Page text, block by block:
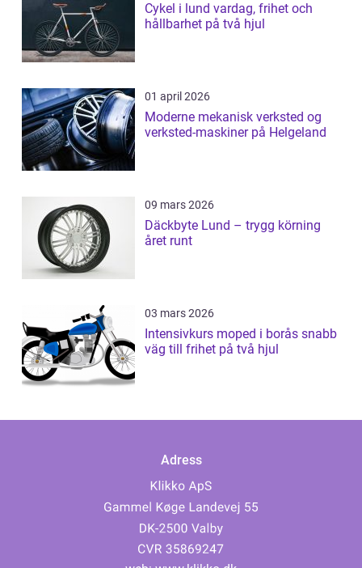
Cykel i lund vardag, frihet och
hållbarhet på två hjul
01 april 2026
Moderne mekanisk verksted og
verksted-maskiner på Helgeland
09 mars 2026
Däckbyte Lund – trygg körning
året runt
03 mars 2026
Intensivkurs moped i borås snabb
väg till frihet på två hjul
Adress